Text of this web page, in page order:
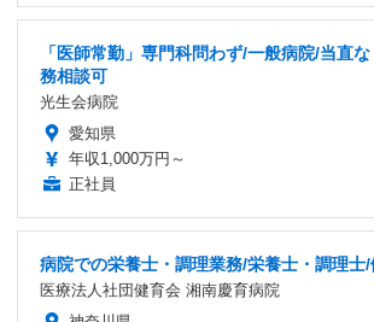
「医師常勤」専門科問わず/一般病院/当直
務相談可
光生会病院
愛知県
年収1,000万円～
正社員
病院での栄養士・調理業務/栄養士・調理士
医療法人社団健育会 湘南慶育病院